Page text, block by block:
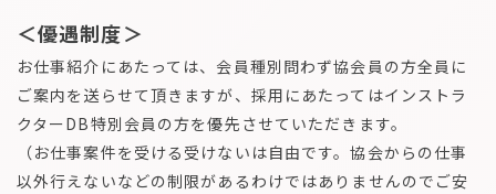
＜優遇制度＞
お仕事紹介にあたっては、会員種別問わず協会員の方全員に
ご案内を送らせて頂きますが、採用にあたってはインストラ
クターDB特別会員の方を優先させていただきます。
（お仕事案件を受ける受けないは自由です。協会からの仕事
以外行えないなどの制限があるわけではありませんのでご安